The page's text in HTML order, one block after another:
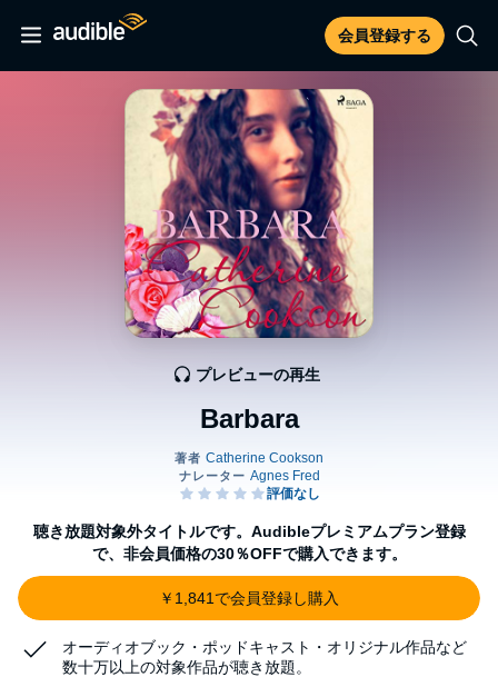
会員登録する
Barbara
プレビューの再生
聴き放題対象外タイトルです。Audibleプレミアムプラン登録
で、非会員価格の30％OFFで購入できます。
￥1,841で会員登録し購入
オーディオブック・ポッドキャスト・オリジナル作品など
数十万以上の対象作品が聴き放題。